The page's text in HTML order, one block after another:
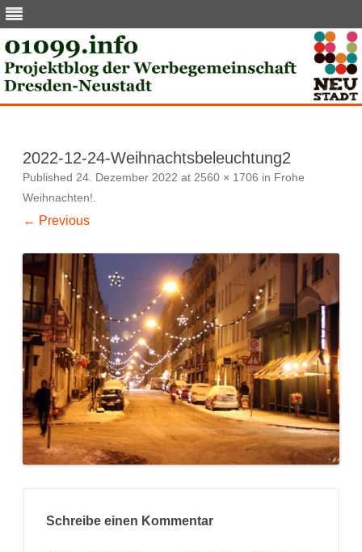
2022-12-24-Weihnachtsbeleuchtung2
Published 24. Dezember 2022 at 2560 × 1706 in Frohe
Weihnachten!.
← Previous
Schreibe einen Kommentar